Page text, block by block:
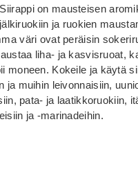
on mausteisen
ja ruokien
väri ovat peräisin
liha- ja kasvisruoat,
moneen. Kokeile ja käytä
ja muihin leivonnaisiin,
pata- ja laatikkoruokiin,
ja -marinadeihin.